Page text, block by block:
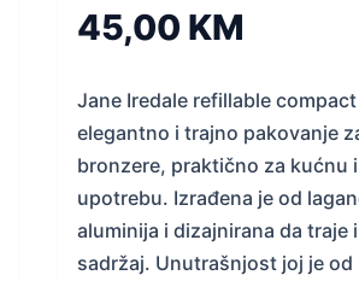
45,00 KM
Jane Iredale refillable
elegantno i trajno pakovanje
bronzere, praktično za kućnu
upotrebu. Izrađena je od
aluminija i dizajnirana da traje
sadržaj. Unutrašnjost joj je od